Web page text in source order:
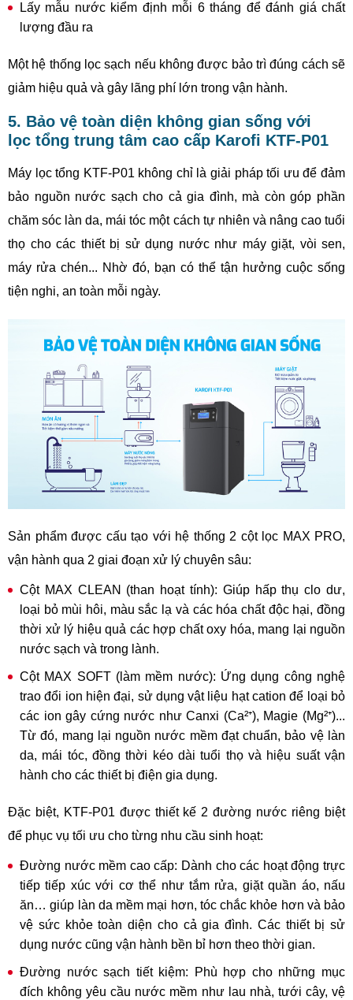
Lấy mẫu nước kiểm định mỗi 6 tháng để đánh giá chất
lượng đầu ra
Một hệ thống lọc sạch nếu không được bảo trì đúng cách sẽ
giảm hiệu quả và gây lãng phí lớn trong vận hành.
5. Bảo vệ toàn diện không gian sống với
lọc tổng trung tâm cao cấp Karofi KTF-P01
Máy lọc tổng KTF-P01 không chỉ là giải pháp tối ưu để đảm
bảo nguồn nước sạch cho cả gia đình, mà còn góp phần
chăm sóc làn da, mái tóc một cách tự nhiên và nâng cao tuổi
thọ cho các thiết bị sử dụng nước như máy giặt, vòi sen,
máy rửa chén... Nhờ đó, bạn có thể tận hưởng cuộc sống
tiện nghi, an toàn mỗi ngày.
Sản phẩm được cấu tạo với hệ thống 2 cột lọc MAX PRO,
vận hành qua 2 giai đoạn xử lý chuyên sâu:
Cột MAX CLEAN (than hoạt tính): Giúp hấp thụ clo dư,
loại bỏ mùi hôi, màu sắc lạ và các hóa chất độc hại, đồng
thời xử lý hiệu quả các hợp chất oxy hóa, mang lại nguồn
nước sạch và trong lành.
Cột MAX SOFT (làm mềm nước): Ứng dụng công nghệ
trao đổi ion hiện đại, sử dụng vật liệu hạt cation để loại bỏ
các ion gây cứng nước như Canxi (Ca²⁺), Magie (Mg²⁺)...
Từ đó, mang lại nguồn nước mềm đạt chuẩn, bảo vệ làn
da, mái tóc, đồng thời kéo dài tuổi thọ và hiệu suất vận
hành cho các thiết bị điện gia dụng.
Đặc biệt, KTF-P01 được thiết kế 2 đường nước riêng biệt
để phục vụ tối ưu cho từng nhu cầu sinh hoạt:
Đường nước mềm cao cấp: Dành cho các hoạt động trực
tiếp tiếp xúc với cơ thể như tắm rửa, giặt quần áo, nấu
ăn… giúp làn da mềm mại hơn, tóc chắc khỏe hơn và bảo
vệ sức khỏe toàn diện cho cả gia đình. Các thiết bị sử
dụng nước cũng vận hành bền bỉ hơn theo thời gian.
Đường nước sạch tiết kiệm: Phù hợp cho những mục
đích không yêu cầu nước mềm như lau nhà, tưới cây, vệ